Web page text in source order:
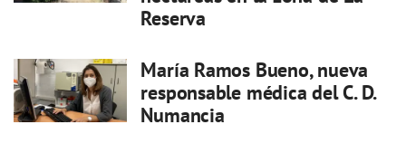
Reserva
María Ramos Bueno, nueva
responsable médica del C. D.
Numancia